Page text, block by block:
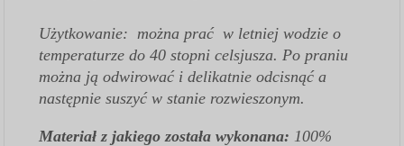
Użytkowanie: można prać w letniej wodzie o
temperaturze do 40 stopni celsjusza. Po praniu
można ją odwirować i delikatnie odcisnąć a
następnie suszyć w stanie rozwieszonym.
Materiał z jakiego została wykonana: 100%